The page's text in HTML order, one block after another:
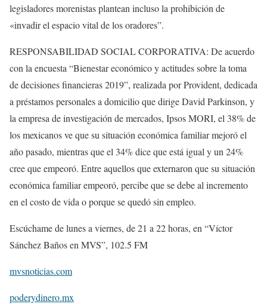
legisladores morenistas plantean incluso la prohibición de
«invadir el espacio vital de los oradores”.
RESPONSABILIDAD SOCIAL CORPORATIVA: De acuerdo
con la encuesta “Bienestar económico y actitudes sobre la toma
de decisiones financieras 2019”, realizada por Provident, dedicada
a préstamos personales a domicilio que dirige David Parkinson, y
la empresa de investigación de mercados, Ipsos MORI, el 38% de
los mexicanos ve que su situación económica familiar mejoró el
año pasado, mientras que el 34% dice que está igual y un 24%
cree que empeoró. Entre aquellos que externaron que su situación
económica familiar empeoró, percibe que se debe al incremento
en el costo de vida o porque se quedó sin empleo.
Escúchame de lunes a viernes, de 21 a 22 horas, en “Víctor
Sánchez Baños en MVS”, 102.5 FM
mvsnoticias.com
poderydinero.mx